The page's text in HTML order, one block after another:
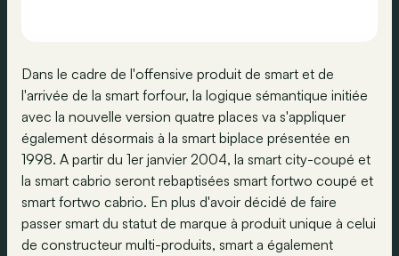
Dans le cadre de l'offensive produit de smart et de
l'arrivée de la smart forfour, la logique sémantique initiée
avec la nouvelle version quatre places va s'appliquer
également désormais à la smart biplace présentée en
1998. A partir du 1er janvier 2004, la smart city-coupé et
la smart cabrio seront rebaptisées smart fortwo coupé et
smart fortwo cabrio. En plus d'avoir décidé de faire
passer smart du statut de marque à produit unique à celui
de constructeur multi-produits, smart a également